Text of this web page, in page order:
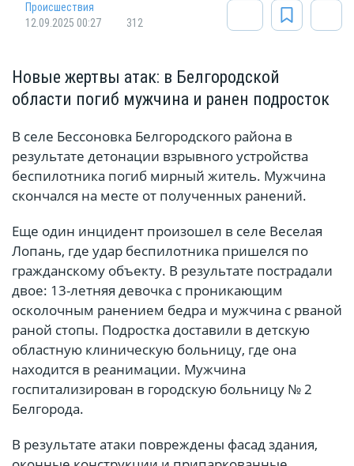
Происшествия
12.09.2025 00:27
312
Новые жертвы атак: в Белгородской
области погиб мужчина и ранен подросток
В селе Бессоновка Белгородского района в
результате детонации взрывного устройства
беспилотника погиб мирный житель. Мужчина
скончался на месте от полученных ранений.
Еще один инцидент произошел в селе Веселая
Лопань, где удар беспилотника пришелся по
гражданскому объекту. В результате пострадали
двое: 13-летняя девочка с проникающим
осколочным ранением бедра и мужчина с рваной
раной стопы. Подростка доставили в детскую
областную клиническую больницу, где она
находится в реанимации. Мужчина
госпитализирован в городскую больницу № 2
Белгорода.
В результате атаки повреждены фасад здания,